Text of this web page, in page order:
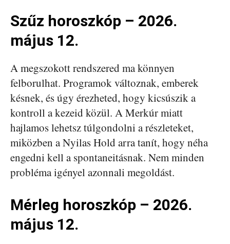
Szűz horoszkóp – 2026.
május 12.
A megszokott rendszered ma könnyen
felborulhat. Programok változnak, emberek
késnek, és úgy érezheted, hogy kicsúszik a
kontroll a kezeid közül. A Merkúr miatt
hajlamos lehetsz túlgondolni a részleteket,
miközben a Nyilas Hold arra tanít, hogy néha
engedni kell a spontaneitásnak. Nem minden
probléma igényel azonnali megoldást.
Mérleg horoszkóp – 2026.
május 12.